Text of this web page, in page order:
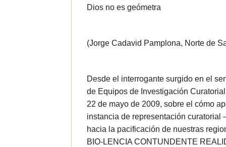
Dios no es geómetra
(Jorge Cadavid Pamplona, Norte de
Desde el interrogante surgido en el
de Equipos de Investigación
22 de mayo de 2009, sobre el cómo
instancia de representación curatorial
hacia la pacificación de nuestras
BIO-LENCIA CONTUNDENTE